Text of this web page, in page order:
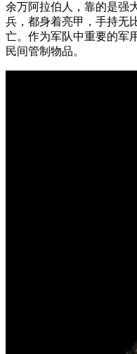
余万阿拉伯人，靠的是强
兵，都身着亮甲，手持无
亡。作为军队中重要的军
民间管制物品。